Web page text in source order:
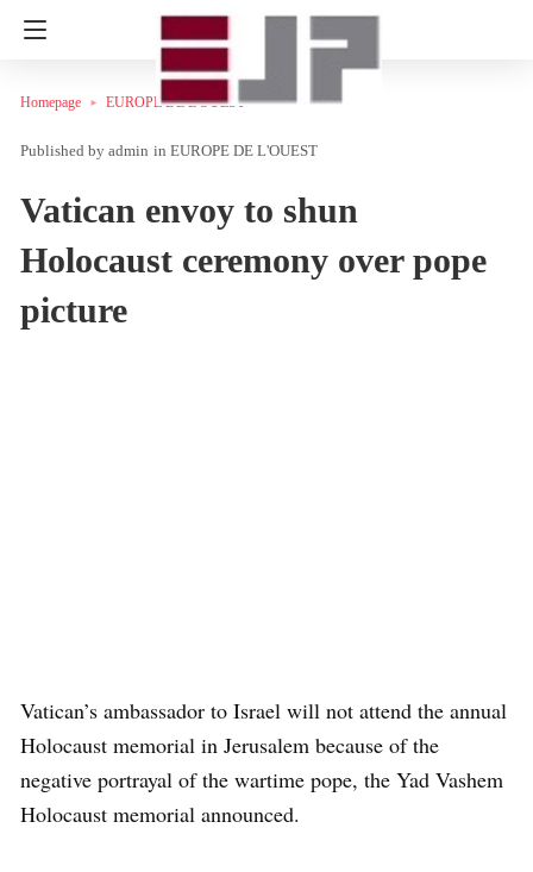
Homepage EUROPE DE L'OUEST
admin in EUROPE DE L'OUEST
Vatican envoy to shun
Holocaust ceremony over pope
picture
Vatican’s ambassador to Israel will not attend the annual
Holocaust memorial in Jerusalem because of the
negative portrayal of the wartime pope, the Yad Vashem
Holocaust memorial announced.